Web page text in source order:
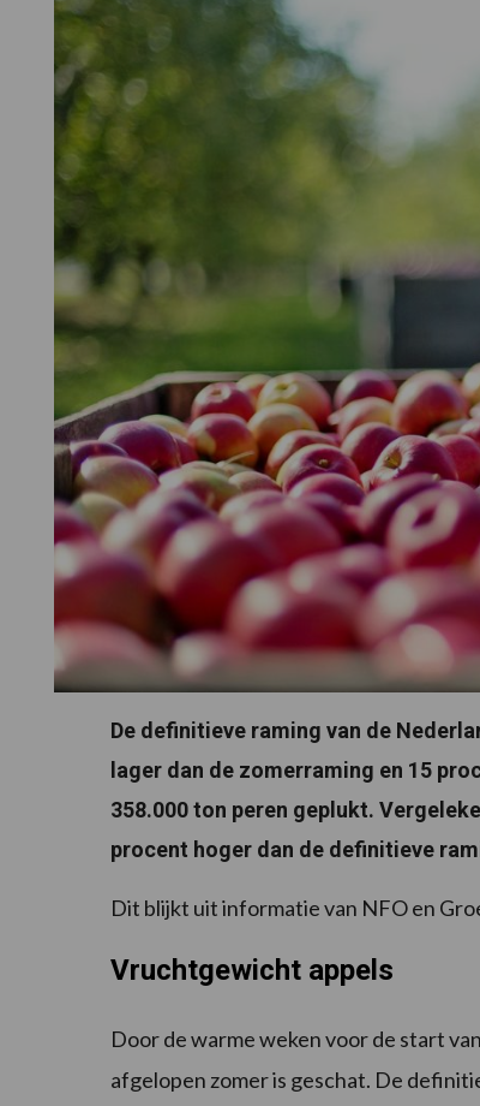
De definitieve raming van de
lager dan de zomerraming en 15
358.000 ton peren geplukt.
procent hoger dan de definitieve
Dit blijkt uit informatie van NFO en
Vruchtgewicht appels
Door de warme weken voor de start
afgelopen zomer is geschat. De